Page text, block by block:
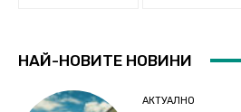
НАЙ-НОВИТЕ НОВИНИ
АКТУАЛНО